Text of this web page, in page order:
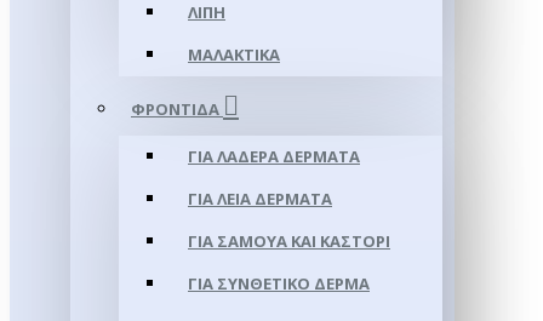
ΛΊΠΗ
ΜΑΛΑΚΤΙΚΆ
ΦΡΟΝΤΊΔΑ
ΓΙΑ ΛΑΔΕΡΆ ΔΈΡΜΑΤΑ
ΓΙΑ ΛΕΊΑ ΔΈΡΜΑΤΑ
ΓΙΑ ΣΑΜΟΥΑ ΚΑΙ ΚΑΣΤΌΡΙ
ΓΙΑ ΣΥΝΘΕΤΙΚΌ ΔΈΡΜΑ